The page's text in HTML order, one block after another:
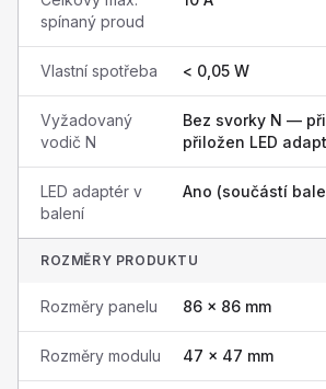
spínaný proud
Vlastní spotřeba < 0,05 W
Vyžadovaný
vodič N
Bez svorky N —
přiložen LED
LED adaptér v
balení
Ano (součástí
ROZMĚRY PRODUKTU
Rozměry panelu 86 × 86 mm
Rozměry modulu 47 × 47 mm